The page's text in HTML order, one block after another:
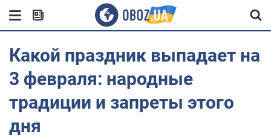
Какой праздник выпадает на
3 февраля: народные
традиции и запреты этого
дня